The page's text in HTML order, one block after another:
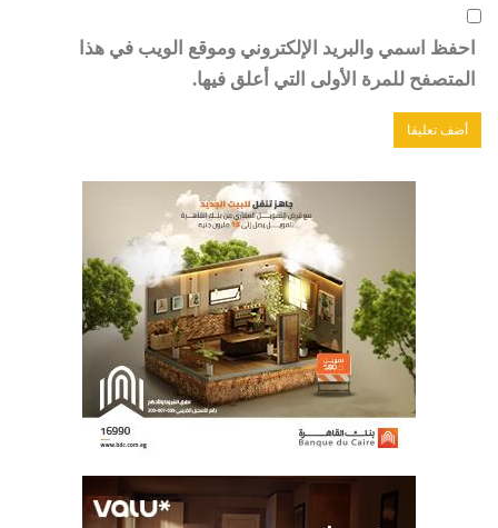
احفظ اسمي والبريد الإلكتروني وموقع الويب في هذا
المتصفح للمرة الأولى التي أعلق فيها.